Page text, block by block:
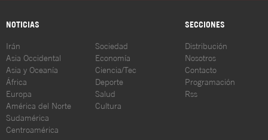
NOTICIAS SECCIONES
Irán
Asia Occidental
Asia y Oceanía
África
Europa
América del Norte
Sudamérica
Centroamérica
Sociedad
Economía
Ciencia/Tec
Deporte
Salud
Cultura
Distribución
Nosotros
Contacto
Programación
Rss